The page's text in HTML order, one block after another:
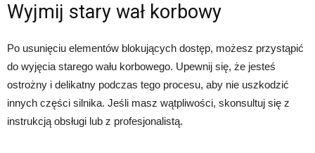
Wyjmij stary wał korbowy
Po usunięciu elementów blokujących dostęp, możesz przystąpić
do wyjęcia starego wału korbowego. Upewnij się, że jesteś
ostrożny i delikatny podczas tego procesu, aby nie uszkodzić
innych części silnika. Jeśli masz wątpliwości, skonsultuj się z
instrukcją obsługi lub z profesjonalistą.